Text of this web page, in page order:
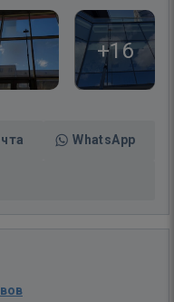
+16
WhatsApp